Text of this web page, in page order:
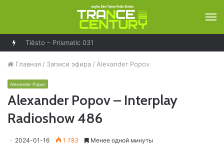
Главная / Записи эфира / Alexander Popov
Alexander Popov
Alexander Popov – Interplay
Radioshow 486
2024-01-16 1 783 Менее одной минуты